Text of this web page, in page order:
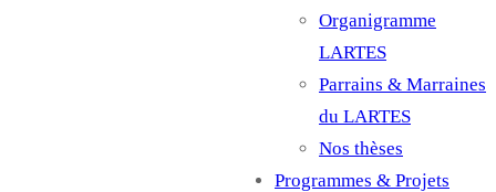
Organigramme
LARTES
Parrains & Marraines
du LARTES
Nos thèses
Programmes & Projets